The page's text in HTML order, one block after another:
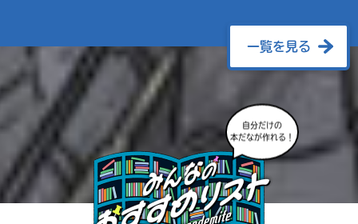
一覧を見る
自分だけの
本だなが作れる！